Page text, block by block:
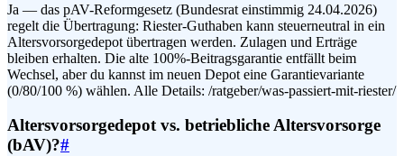
Ja — das pAV-Reformgesetz (Bundesrat einstimmig 24.04.2026)
regelt die Übertragung: Riester-Guthaben kann steuerneutral in ein
Altersvorsorgedepot übertragen werden. Zulagen und Erträge
bleiben erhalten. Die alte 100%-Beitragsgarantie entfällt beim
Wechsel, aber du kannst im neuen Depot eine Garantievariante
(0/80/100 %) wählen. Alle Details: /ratgeber/was-passiert-mit-riester/
Altersvorsorgedepot vs. betriebliche Altersvorsorge
(bAV)?#